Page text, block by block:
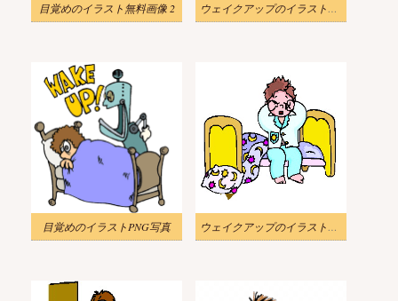
目覚めのイラスト無料画像 2 ウェイクアップのイラスト無料画像 2
目覚めのイラストPNG写真 ウェイクアップのイラストPNG写真